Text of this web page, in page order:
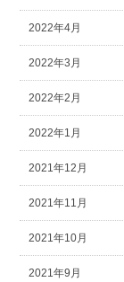
2022年4月
2022年3月
2022年2月
2022年1月
2021年12月
2021年11月
2021年10月
2021年9月